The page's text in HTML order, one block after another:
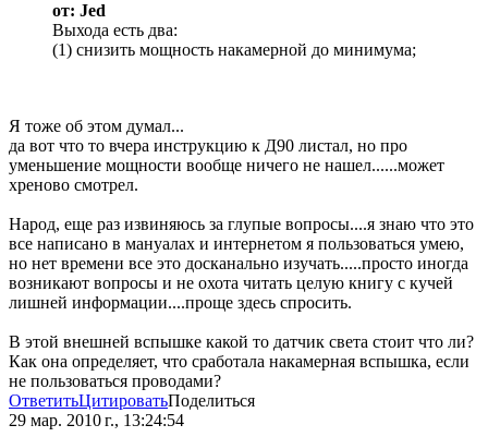
от: Jed
Выхода есть два:
(1) снизить мощность накамерной до минимума;
Я тоже об этом думал...
да вот что то вчера инструкцию к Д90 листал, но про
уменьшение мощности вообще ничего не нашел......может
хреново смотрел.
Народ, еще раз извиняюсь за глупые вопросы....я знаю что это
все написано в мануалах и интернетом я пользоваться умею,
но нет времени все это досканально изучать.....просто иногда
возникают вопросы и не охота читать целую книгу с кучей
лишней информации....проще здесь спросить.
В этой внешней вспышке какой то датчик света стоит что ли?
Как она определяет, что сработала накамерная вспышка, если
не пользоваться проводами?
ОтветитьЦитироватьПоделиться
29 мар. 2010 г., 13:24:54